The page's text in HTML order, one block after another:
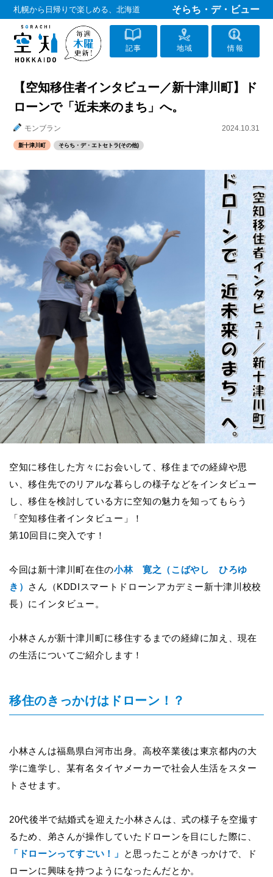
札幌から日帰りで楽しめる、北海道 そらち・デ・ビュー
記事 地域 情報
【空知移住者インタビュー／新十津川町】ド
ローンで「近未来のまち」へ。
モンブラン 2024.10.31
新十津川町 そらち・デ・エトセトラ(その他)
空知に移住した方々にお会いして、移住までの経緯や思
い、移住先でのリアルな暮らしの様子などをインタビュー
し、移住を検討している方に空知の魅力を知ってもらう
「空知移住者インタビュー」！
第10回目に突入です！
今回は新十津川町在住の小林 寛之（こばやし ひろゆ
き）
さん（ KDDI スマートドローンアカデミー新十津川校校
長） にインタビュー。
小林さんが新十津川町に移住するまでの経緯に加え、現在
の生活についてご紹介します！
移住のきっかけはドローン！？
小林さんは福島県白河市出身。高校卒業後は東京都内の大
学に進学し、某有名タイヤメーカーで社会人生活をスター
トさせます。
20代後半で結婚式を迎えた小林さんは、式の様子を空撮す
るため、弟さんが操作していたドローンを目にした際に、
「ドローンってすごい！」
と思ったことがきっかけで、ド
ローンに興味を持つようになったんだとか。